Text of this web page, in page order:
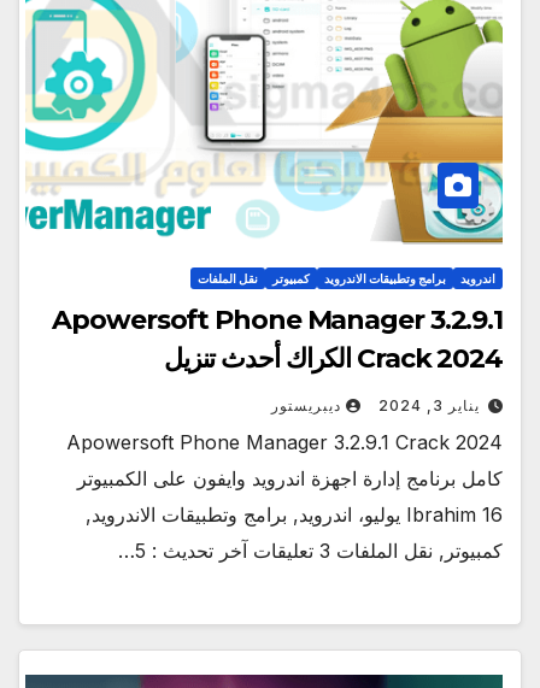
اندرويد برامج وتطبيقات الاندرويد كمبيوتر نقل الملفات
Apowersoft Phone Manager 3.2.9.1
Crack 2024 الكراك أحدث تنزيل
يناير 3, 2024 ديبريستور
Apowersoft Phone Manager 3.2.9.1 Crack 2024
كامل برنامج إدارة اجهزة اندرويد وايفون على الكمبيوتر
Ibrahim 16 يوليو، اندرويد, برامج وتطبيقات الاندرويد,
كمبيوتر, نقل الملفات 3 تعليقات آخر تحديث : 5…